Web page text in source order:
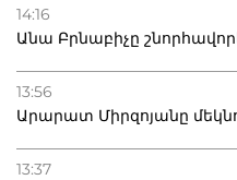
14:16
Անա Բրնաբիչը
13:56
Արարատ Միրզոյանը
13:37